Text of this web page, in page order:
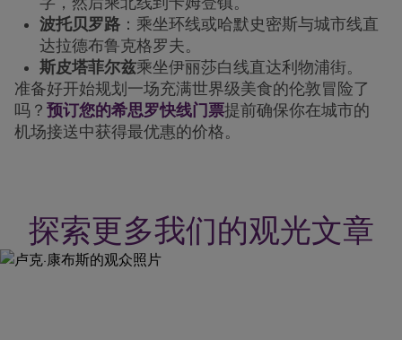
波托贝罗路 ：乘坐环线或哈默史密斯与城市线直
达拉德布鲁克格罗夫。
斯皮塔菲尔兹乘坐伊丽莎白线直达利物浦街。
准备好开始规划一场充满世界级美食的伦敦冒险了
吗？ 预订您的希思罗快线门票提前确保你在城市的
机场接送中获得最优惠的价格。
探索更多我们的观光文章